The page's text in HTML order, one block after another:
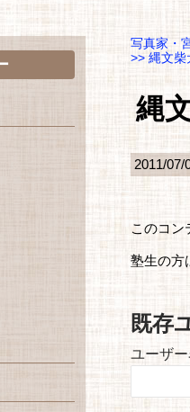
写真家・
>> 縄文
縄
2011/07/
このコン
塾生の方
既存
ユーザ